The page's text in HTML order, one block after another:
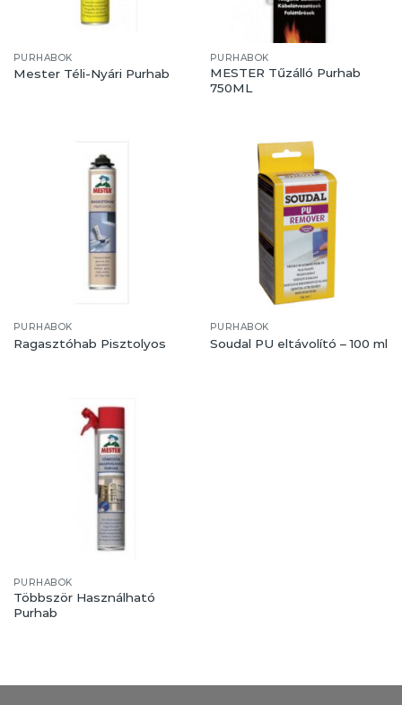
PURHABOK
Mester Téli-Nyári Purhab
PURHABOK
MESTER Tűzálló Purhab
750ML
PURHABOK
Ragasztóhab Pisztolyos
PURHABOK
Soudal PU eltávolító – 100 ml
PURHABOK
Többször Használható
Purhab